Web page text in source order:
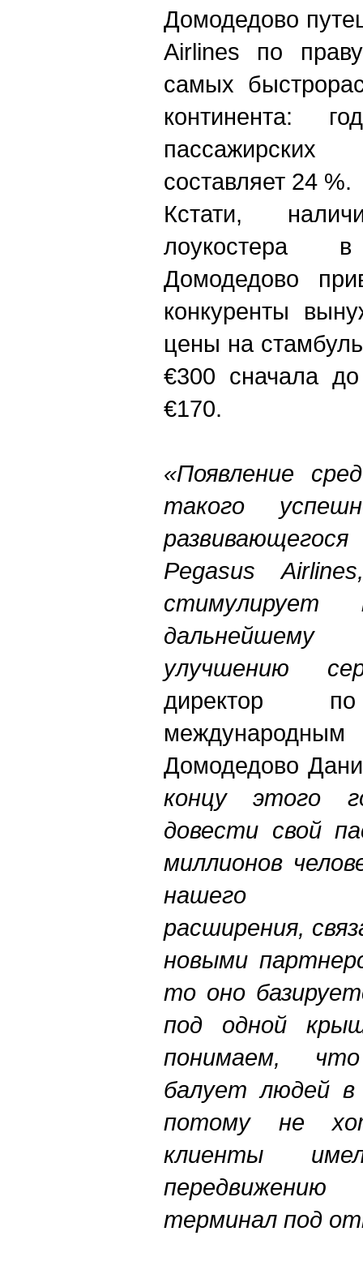
Домодедово
Airlines по
самых
континента:
составляет 24 %.
Кстати,
лоукостера
Домодедово
конкуренты
цены на
€300 сначала
€170.
«Появление
такого
Pegasus
улучшению
директор
Домодедово
концу этого
довести свой
миллионов
нашего
расширения,
новыми
то оно
под одной
понимаем,
балует людей
потому не
клиенты
терминал под